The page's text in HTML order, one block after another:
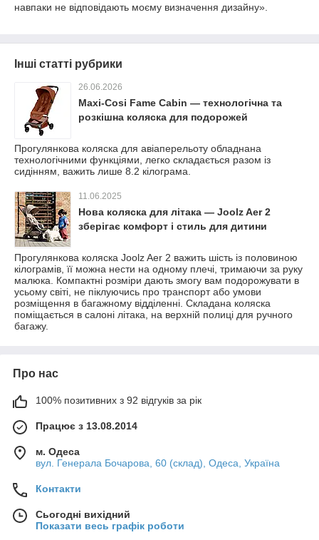
навпаки не відповідають моєму визначення дизайну».
Інші статті рубрики
26.06.2026
Maxi-Cosi Fame Cabin — технологічна та
розкішна коляска для подорожей
Прогулянкова коляска для авіаперельоту обладнана
технологічними функціями, легко складається разом із
сидінням, важить лише 8.2 кілограма.
11.06.2025
Нова коляска для літака — Joolz Aer 2
зберігає комфорт і стиль для дитини
Прогулянкова коляска Joolz Aer 2 важить шість із половиною
кілограмів, її можна нести на одному плечі, тримаючи за руку
малюка. Компактні розміри дають змогу вам подорожувати в
усьому світі, не піклуючись про транспорт або умови
розміщення в багажному відділенні. Складана коляска
поміщається в салоні літака, на верхній полиці для ручного
багажу.
Про нас
100% позитивних з 92 відгуків за рік
Працює з 13.08.2014
м. Одеса
вул. Генерала Бочарова, 60 (склад), Одеса, Україна
Контакти
Сьогодні вихідний
Показати весь графік роботи